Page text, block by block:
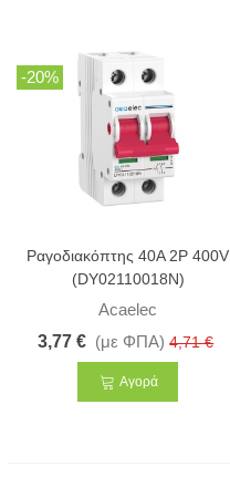
-20%
Ραγοδιακόπτης 40A 2P 400V
(DY02110018N)
Acaelec
3,77 € (με ΦΠΑ) 4,71 €
Αγορά